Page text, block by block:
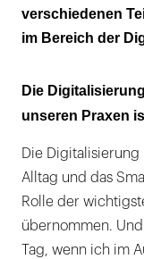
Digitale
Risiken
3-D-
Digitale
Digitale
verschiedenen
im Bereich der
Die
unseren Praxen
Die Digitalisierung
Alltag und das
Rolle der
übernommen.
Tag, wenn ich im